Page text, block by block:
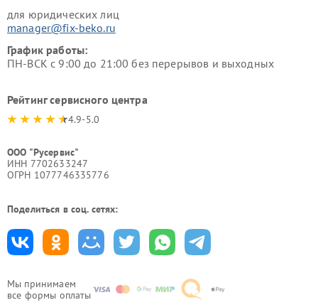
Мы принимаем
все формы оплаты
для юридических лиц
manager@fix-beko.ru
График работы:
ПН-ВСК с 9:00 до 21:00 без перерывов и выходных
Рейтинг сервисного центра
4.9-5.0
ООО "Русервис"
ИНН 7702633247
ОГРН 1077746335776
Поделиться в соц. сетях: